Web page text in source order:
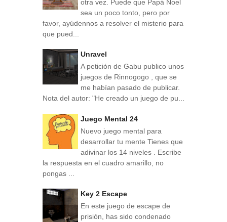
otra vez. Puede que Papá Noel
sea un poco tonto, pero por
favor, ayúdennos a resolver el misterio para
que pued...
Unravel
A petición de Gabu publico unos
juegos de Rinnogogo , que se
me habían pasado de publicar.
Nota del autor: "He creado un juego de pu...
Juego Mental 24
Nuevo juego mental para
desarrollar tu mente Tienes que
adivinar los 14 niveles . Escribe
la respuesta en el cuadro amarillo, no
pongas ...
Key 2 Escape
En este juego de escape de
prisión, has sido condenado